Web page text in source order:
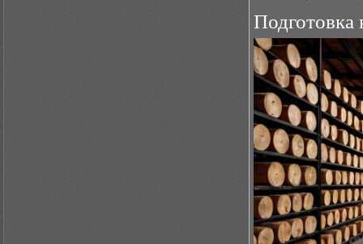
Подготовка